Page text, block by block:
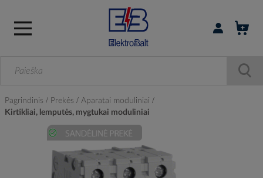
Prisijungti /
Pagrindinis Prekės
Aparatai moduliniai
Kirtikliai, lemputės, mygtukai moduliniai